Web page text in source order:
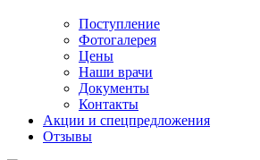
Поступление
Фотогалерея
Цены
Наши врачи
Документы
Контакты
Акции и спецпредложения
Отзывы